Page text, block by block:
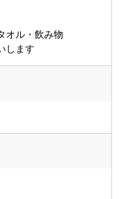
オル・飲み物
します